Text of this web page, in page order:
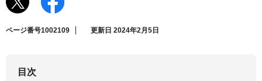
ページ番号1002109 更新日 2024年2月5日
目次